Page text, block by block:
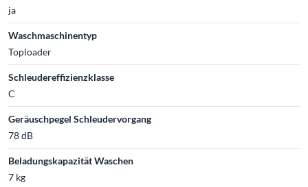
ja
Waschmaschinentyp
Toploader
Schleudereffizienzklasse
C
Geräuschpegel Schleudervorgang
78 dB
Beladungskapazität Waschen
7 kg